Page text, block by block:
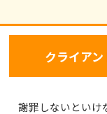
クライアン
謝罪しないといけ